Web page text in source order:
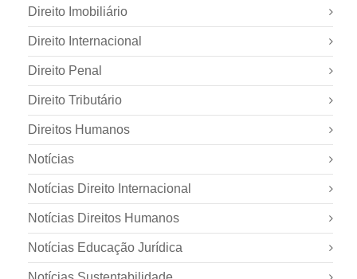
Direito Imobiliário
Direito Internacional
Direito Penal
Direito Tributário
Direitos Humanos
Notícias
Notícias Direito Internacional
Notícias Direitos Humanos
Notícias Educação Jurídica